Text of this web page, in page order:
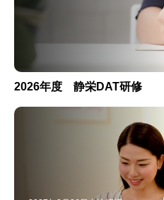
2026年度 静栄DAT研修